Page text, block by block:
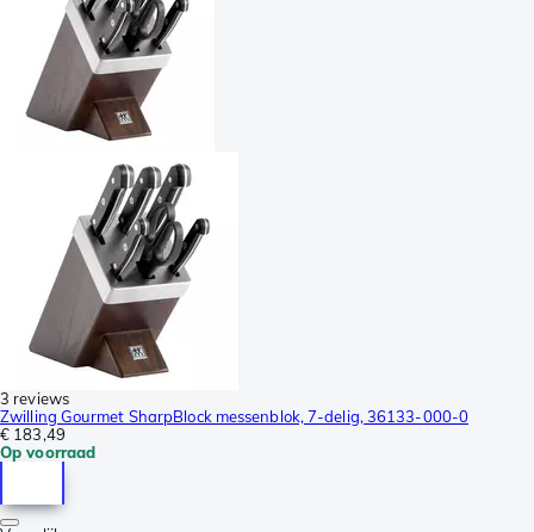
3 reviews
Zwilling Gourmet SharpBlock messenblok, 7-delig, 36133-000-0
€ 183,49
Op voorraad